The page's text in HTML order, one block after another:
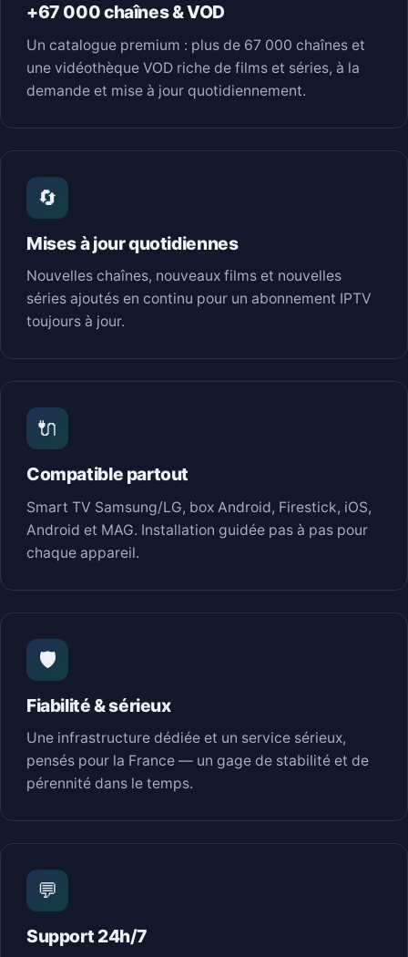
+67 000 chaînes & VOD
Un catalogue premium : plus de 67 000 chaînes et
une vidéothèque VOD riche de films et séries, à la
demande et mise à jour quotidiennement.
🔄
Mises à jour quotidiennes
Nouvelles chaînes, nouveaux films et nouvelles
séries ajoutés en continu pour un abonnement IPTV
toujours à jour.
🔌
Compatible partout
Smart TV Samsung/LG, box Android, Firestick, iOS,
Android et MAG. Installation guidée pas à pas pour
chaque appareil.
🛡️
Fiabilité & sérieux
Une infrastructure dédiée et un service sérieux,
pensés pour la France — un gage de stabilité et de
pérennité dans le temps.
💬
Support 24h/7